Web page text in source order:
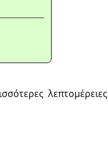
λεπτομέρειες